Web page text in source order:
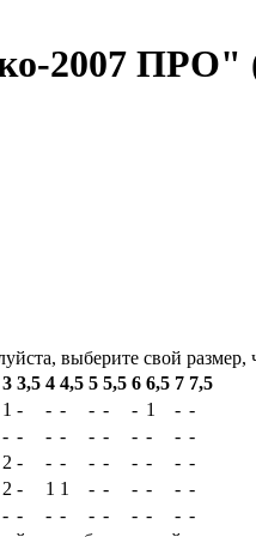
2007 ПРО"
выберите свой размер,
3 3,5 4 4,5 5 5,5 6 6,5 7 7,5
1 - - - - - - 1 - -
- - - - - - - - - -
2 - - - - - - - - -
2 - 1 1 - - - - - -
- - - - - - - - - -